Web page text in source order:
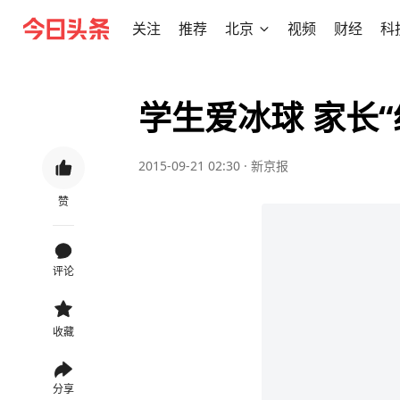
关注 推荐 北京 视频 财经 科
赞
评论
收藏
分享
学生爱冰球 家长
2015-09-21 02:30 · 新京报